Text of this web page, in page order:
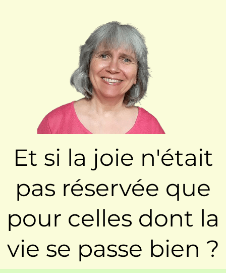
Et si la joie n'était
pas réservée que
pour celles dont la
vie se passe bien ?